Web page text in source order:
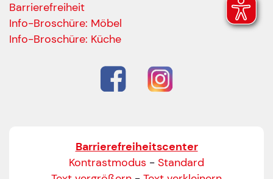
Ihre Kontaktdaten
Alle mit Stern gekennzeichneten Felder sind
Name*
Bitte geben Sie Ihren vollständigen Namen ein.
Bitte geben Sie eine gültige E-Mail-Adresse ein.
Telefon*
Barrierefreiheit
Info-Broschüre: Möbel
Info-Broschüre: Küche
Barrierefreiheitscenter
Kontrastmodus - Standard